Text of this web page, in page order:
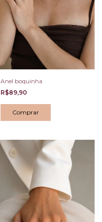
Anel boquinha
R$89,90
Comprar